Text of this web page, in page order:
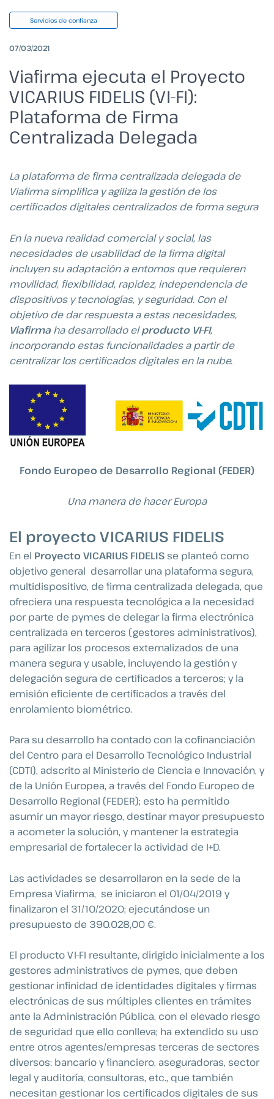
Servicios de confianza
07/03/2021
Viafirma ejecuta el Proyecto
VICARIUS FIDELIS (VI-FI):
Plataforma de Firma
Centralizada Delegada
La plataforma de firma centralizada delegada de
Viafirma simplifica y agiliza la gestión de los
certificados digitales centralizados de forma segura
En la nueva realidad comercial y social, las
necesidades de usabilidad de la firma digital
incluyen su adaptación a entornos que requieren
movilidad, flexibilidad, rapidez, independencia de
dispositivos y tecnologías, y seguridad. Con el
objetivo de dar respuesta a estas necesidades,
Viafirmaha desarrollado elproducto VI-FI,
incorporando estas funcionalidades a partir de
centralizar los certificados digitales en la nube.
Fondo Europeo de Desarrollo Regional (FEDER)
Una manera de hacer Europa
El proyecto VICARIUS FIDELIS
En el Proyecto VICARIUS FIDELIS se planteó como
objetivo general desarrollar una plataforma segura,
multidispositivo, de firma centralizada delegada, que
ofreciera una respuesta tecnológica a la necesidad
por parte de pymes de delegar la firma electrónica
centralizada en terceros (gestores administrativos),
para agilizar los procesos externalizados de una
manera segura y usable, incluyendo la gestión y
delegación segura de certificados a terceros; y la
emisión eficiente de certificados a través del
enrolamiento biométrico.
Para su desarrollo ha contado con la cofinanciación
del Centro para el Desarrollo Tecnológico Industrial
(CDTI), adscrito al Ministerio de Ciencia e Innovación, y
de la Unión Europea, a través del Fondo Europeo de
Desarrollo Regional (FEDER); esto ha permitido
asumir un mayor riesgo, destinar mayor presupuesto
a acometer la solución, y mantener la estrategia
empresarial de fortalecer la actividad de I+D.
Las actividades se desarrollaron en la sede de la
Empresa Viafirma, se iniciaron el 01/04/2019 y
finalizaron el 31/10/2020; ejecutándose un
presupuesto de 390.028,00 €.
El producto VI-FI resultante, dirigido inicialmente a los
gestores administrativos de pymes, que deben
gestionar infinidad de identidades digitales y firmas
electrónicas de sus múltiples clientes en trámites
ante la Administración Pública, con el elevado riesgo
de seguridad que ello conlleva; ha extendido su uso
entre otros agentes/empresas terceras de sectores
diversos: bancario y financiero, aseguradoras, sector
legal y auditoría, consultoras, etc., que también
necesitan gestionar los certificados digitales de sus